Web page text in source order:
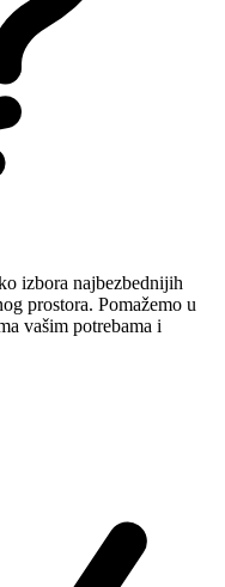
izbora najbezbednijih
prostora. Pomažemo u
vašim potrebama i